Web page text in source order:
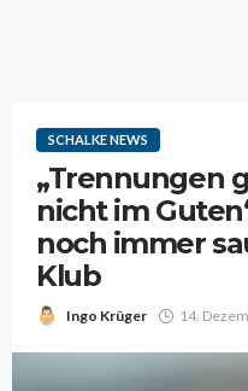
SCHALKE NEWS
„Trennungen
nicht im
noch immer
Klub
Ingo Krüger 14.